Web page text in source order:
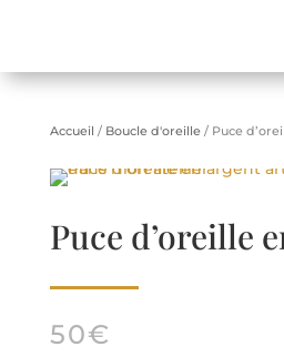
Accueil / Boucle d'oreille/ Puce
Puce d’oreille
50€